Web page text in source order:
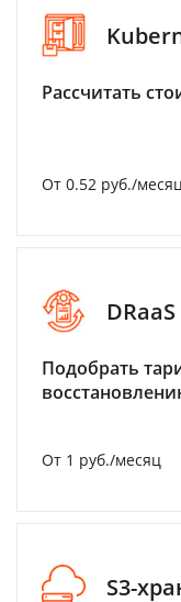
Рассчитать
От 0.52 руб./
DRaaS
Подобрать
От 1 руб./месяц
S3-